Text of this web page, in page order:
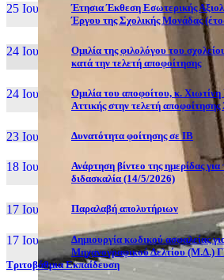
25 Ιουν, 26
Έτησια Έκθεση Εσωτερικής
Έργου της Σχολικής Μονάδας
24 Ιουν, 26
Ομιλία της φιλολόγου του
κατά την τελετή αποφοίτησης
24 Ιουν, 26
Ομιλία του αποφοίτου, κ.
Αττικής στην τελετή αποφοίτησης
23 Ιουν, 26 Δυνατότητα φοίτησης σε ΙΒ
18 Ιουν, 26
Ανάρτηση βίντεο της ημερίδας
διδασκαλία (14/5/2026)
17 Ιουν, 26 Παραλαβή απολυτήριων
17 Ιουν, 26
Δημιουργία κωδικού ασφαλείας
Μηχανογραφικού Δελτίου (Μ.Δ.)
Τριτοβάθμια Εκπαίδευση